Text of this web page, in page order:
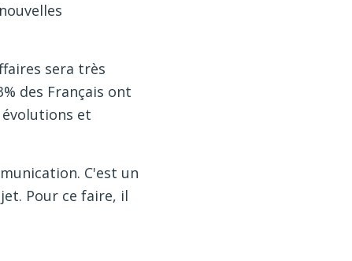
sera très
des Français ont
et
C'est un
Pour ce faire, il